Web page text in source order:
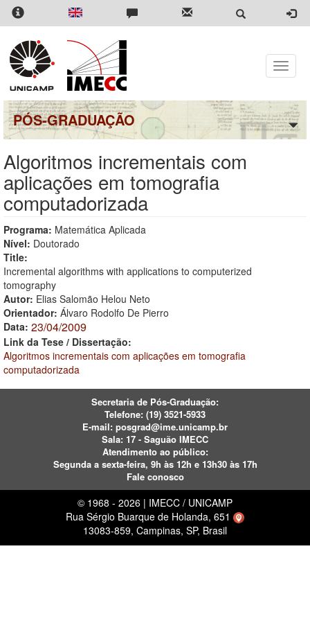
Pular
para
conteúdo
principal
Toggle
PÓS-GRADUAÇÃO
Algoritmos incrementais com
aplicações em tomografia
computadorizada
Programa: Matemática Aplicada
Nível: Doutorado
Title:
Incremental algorithms with applications to computerized
tomography
Autor: Elias Salomão Helou Neto
Orientador: Álvaro Rodolfo De Pierro
Data: 23/04/2009
Link da Tese / Dissertação:
Algoritmos incrementais com aplicações em tomografia
computadorizada
Secretaria de Pós-Graduação:
Telefone: (19) 3521-5933
E-mail: posgrad@ime.unicamp.br
Sala: 17 - Saguão IMECC
Atendimento ao público:
Segunda a sexta-feira, 9h às 12h e 13h30 às 17h
Fale conosco
© 1968 - 2026 | IMECC / UNICAMP
Rua Sérgio Buarque de Holanda, 651
13083-859, Campinas, SP, Brasil